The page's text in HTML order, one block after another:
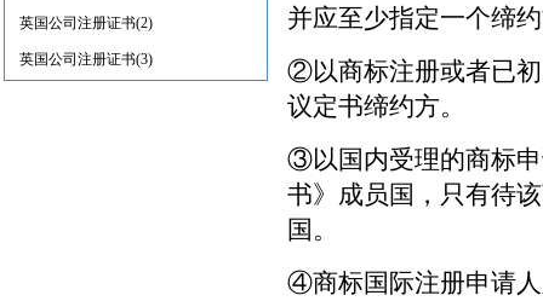
英国公司注册证书(2)
英国公司注册证书(3)
并应至少指定一个缔
②以商标注册或者已
议定书缔约方。
③以国内受理的商标
书》成员国，只有待
国。
④商标国际注册申请